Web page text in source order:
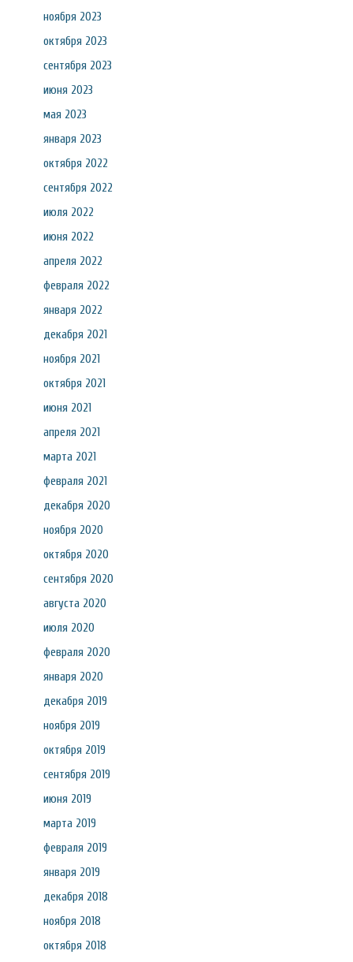
ноября 2023
октября 2023
сентября 2023
июня 2023
мая 2023
января 2023
октября 2022
сентября 2022
июля 2022
июня 2022
апреля 2022
февраля 2022
января 2022
декабря 2021
ноября 2021
октября 2021
июня 2021
апреля 2021
марта 2021
февраля 2021
декабря 2020
ноября 2020
октября 2020
сентября 2020
августа 2020
июля 2020
февраля 2020
января 2020
декабря 2019
ноября 2019
октября 2019
сентября 2019
июня 2019
марта 2019
февраля 2019
января 2019
декабря 2018
ноября 2018
октября 2018